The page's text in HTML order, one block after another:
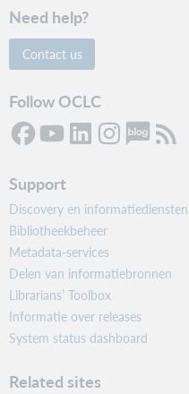
Need help?
Contact us
Follow OCLC
Support
Discovery en informatiediensten
Bibliotheekbeheer
Metadata-services
Delen van informatiebronnen
Librarians’ Toolbox
Informatie over releases
System status dashboard
Related sites